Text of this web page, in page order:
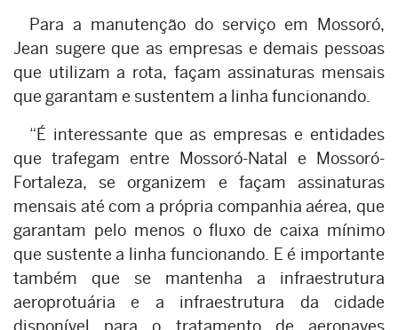
Para a manutenção do serviço em Mossoró,
Jean sugere que as empresas e demais pessoas
que utilizam a rota, façam assinaturas mensais
que garantam e sustentem a linha funcionando.
“É interessante que as empresas e entidades
que trafegam entre Mossoró-Natal e Mossoró-
Fortaleza, se organizem e façam assinaturas
mensais até com a própria companhia aérea, que
garantam pelo menos o fluxo de caixa mínimo
que sustente a linha funcionando. E é importante
também que se mantenha a infraestrutura
aeroprotuária e a infraestrutura da cidade
disponível para o tratamento de aeronaves